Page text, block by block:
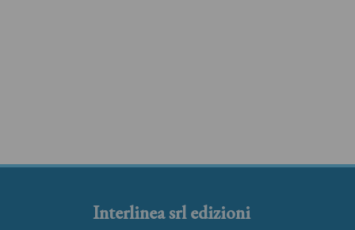
Interlinea srl edizioni